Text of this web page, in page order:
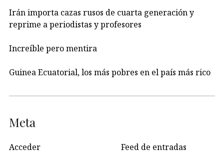
Irán importa cazas rusos de cuarta generación y
reprime a periodistas y profesores
Increíble pero mentira
Guinea Ecuatorial, los más pobres en el país más rico
Meta
Acceder
Feed de entradas